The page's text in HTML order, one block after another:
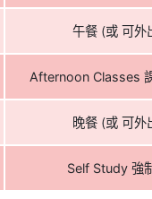
午餐 (或 可外
Afternoon Classes
晚餐 (或 可外
Self Study 強